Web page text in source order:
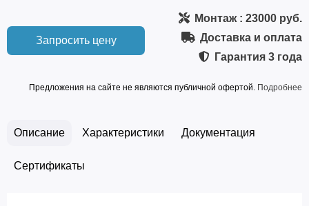
Запросить цену
Монтаж: 23000 руб.
Доставка и оплата
Гарантия 3 года
Предложения на сайте не являются публичной офертой. Подробнее
Описание Характеристики Документация
Сертификаты